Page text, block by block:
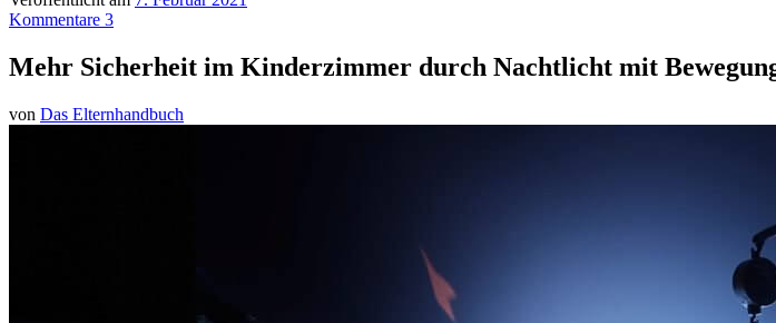
Kommentare 3
Mehr Sicherheit im Kinderzimmer durch Nachtlicht mit
von Das Elternhandbuch